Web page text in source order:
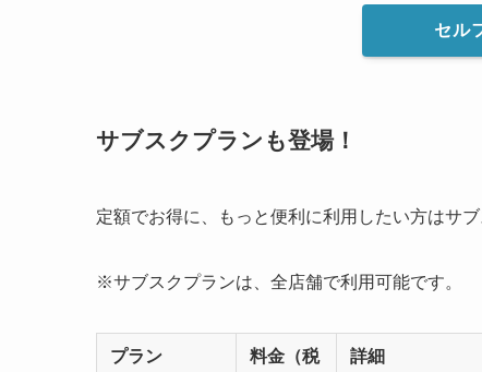
セル
サブスクプランも登場！
定額でお得に、もっと便利に利用したい方はサ
※サブスクプランは、全店舗で利用可能です。
プラン
料金（税
詳細